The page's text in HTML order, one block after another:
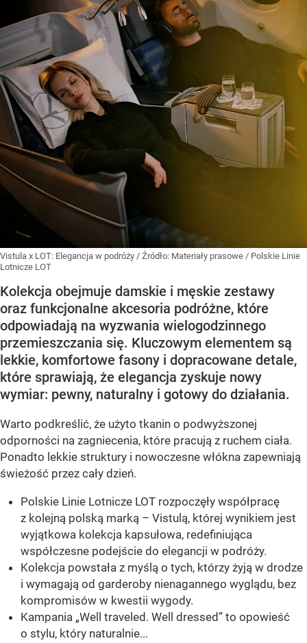
Vistula x LOT: Elegancja w podróży / Źródło: Materiały prasowe / Polskie Linie
Lotnicze LOT
Kolekcja obejmuje damskie i męskie zestawy
oraz funkcjonalne akcesoria podróżne, które
odpowiadają na wyzwania wielogodzinnego
przemieszczania się. Kluczowym elementem są
lekkie, komfortowe fasony i dopracowane detale,
które sprawiają, że elegancja zyskuje nowy
wymiar: pewny, naturalny i gotowy do działania.
Warto podkreślić, że użyto tkanin o podwyższonej
odporności na zagniecenia, które pracują z ruchem ciała.
Ponadto lekkie struktury i nowoczesne włókna zapewniają
świeżość przez cały dzień.
Polskie Linie Lotnicze LOT rozpoczęły współpracę
z kolejną polską marką – Vistulą, której wynikiem jest
wyjątkowa kolekcja kapsułowa, redefiniująca
współczesne podejście do elegancji w podróży.
Kolekcja powstała z myślą o tych, którzy żyją w drodze
i wymagają od garderoby nienagannego wyglądu, bez
kompromisów w kwestii wygody.
Kampania „Well traveled. Well dressed” to opowieść
o stylu, który naturalnie...